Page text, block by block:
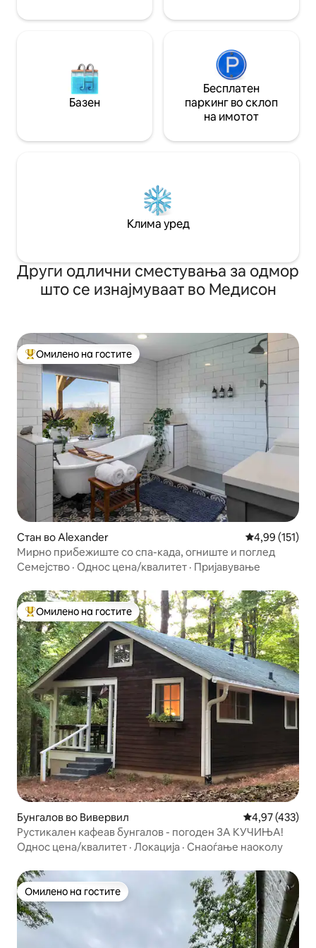
Базен
Бесплатен
паркинг во склоп
на имотот
Клима уред
Други одлични сместувања за одмор
што се изнајмуваат во Медисон
Меѓу најуспешните „Омилени на гостите“
Омилено на гостите
Стан во Alexander Просечна
4,99 (151)
Мирно прибежиште со спа-када, огниште и поглед
Семејство · Однос цена/квалитет · Пријавување
Меѓу најуспешните „Омилени на гостите“
Омилено на гостите
Бунгалов во Вивервил Просечна
4,97 (433)
Рустикален кафеав бунгалов - погоден ЗА КУЧИЊА!
Однос цена/квалитет · Локација · Снаоѓање наоколу
Омилено на гостите
Омилено на гостите